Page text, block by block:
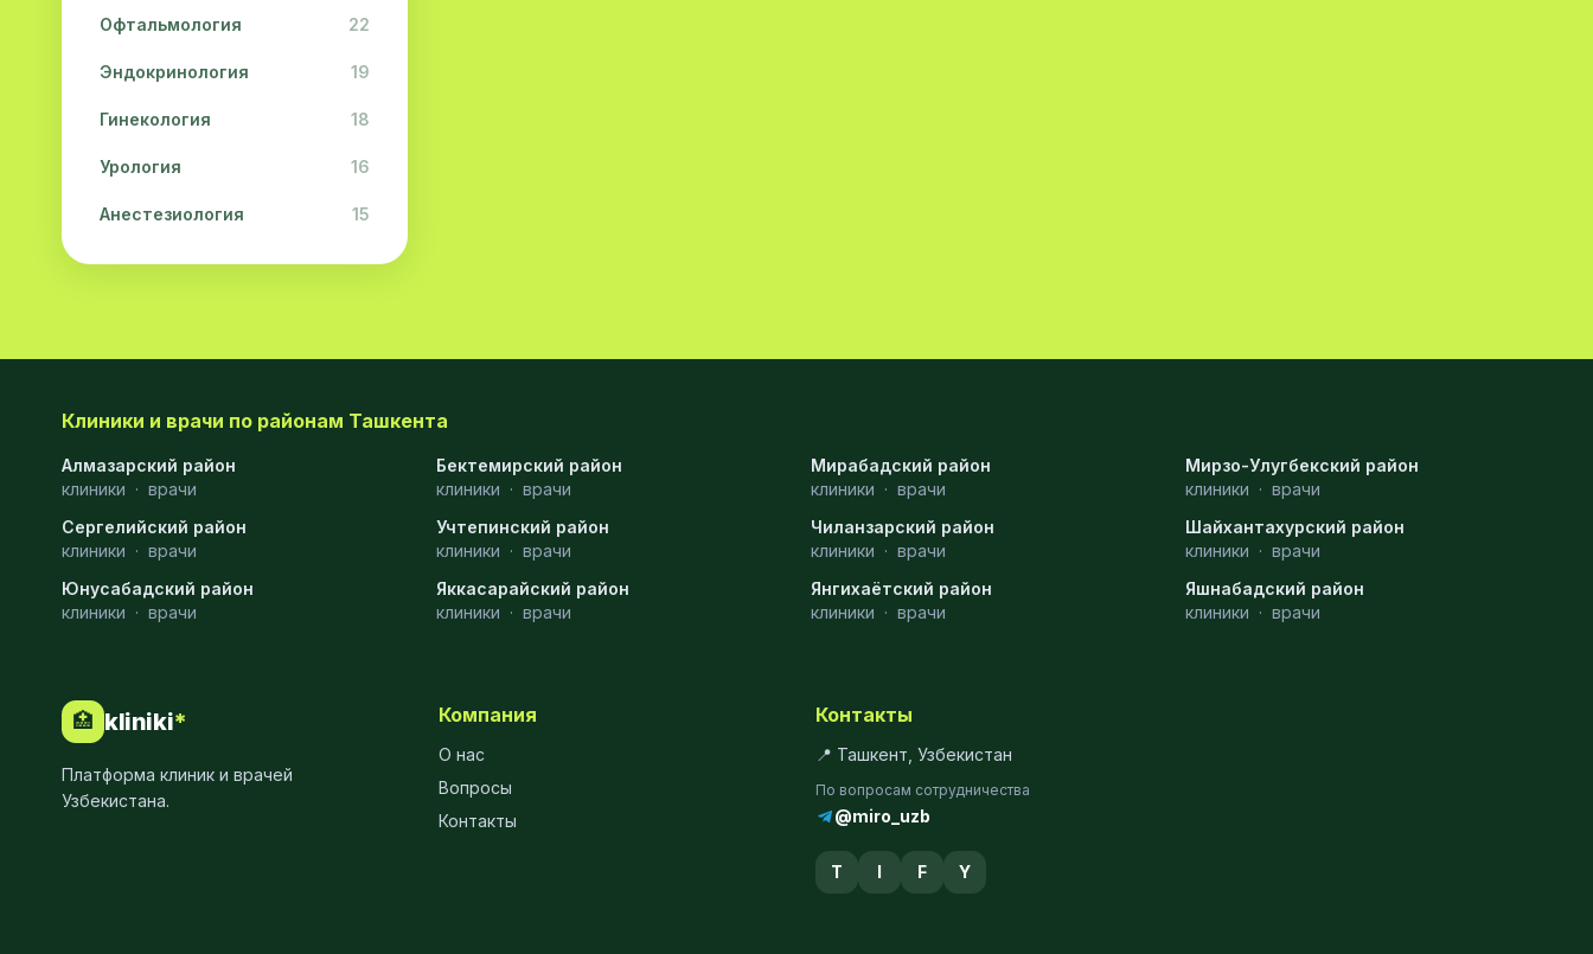
Офтальмология 22
Эндокринология 19
Гинекология 18
Урология 16
Анестезиология 15
Дерматология 15
Акушерство 13
Диагностика
Андрология
Стоматология
МРТ
Ортопедия
Клиники и врачи по районам Ташкента
Алмазарский район
клиники · врачи
Бектемирский район
клиники · врачи
Мирабадский район
клиники · врачи
Мирзо-Улугбекский район
клиники · врачи
Сергелийский район
клиники · врачи
Учтепинский район
клиники · врачи
Чиланзарский район
клиники · врачи
Шайхантахурский район
клиники · врачи
Юнусабадский район
клиники · врачи
Яккасарайский район
клиники · врачи
Янгихаётский район
клиники · врачи
Яшнабадский район
клиники · врачи
🏥 kliniki*
Платформа клиник и врачей
Узбекистана.
Компания
О нас
Вопросы
Контакты
Контакты
📍 Ташкент, Узбекистан
По вопросам сотрудничества
@miro_uzb
T I F Y